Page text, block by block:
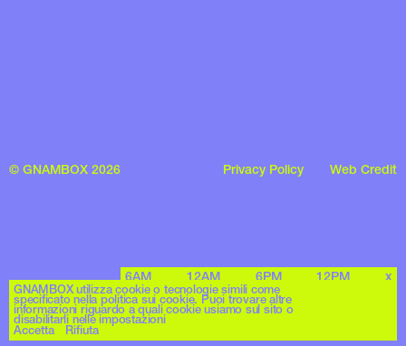
© GNAMBOX 2026 Privacy Policy Web Credit
6AM 12AM 6PM 12PM x
GNAMBOX utilizza cookie o tecnologie simili come
specificato nella politica sui cookie. Puoi trovare altre
informazioni riguardo a quali cookie usiamo sul sito o
disabilitarli nelle impostazioni
Accetta Rifiuta